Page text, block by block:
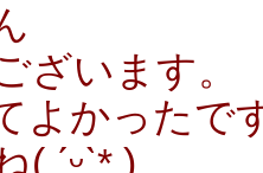
ざいます。
よかったで
( ˊᵕˋ* )